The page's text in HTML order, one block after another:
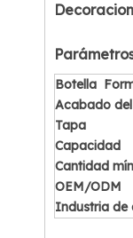
Botella
Acabado
Tapa
Capacidad
Cantidad
OEM/ODM
Industria de